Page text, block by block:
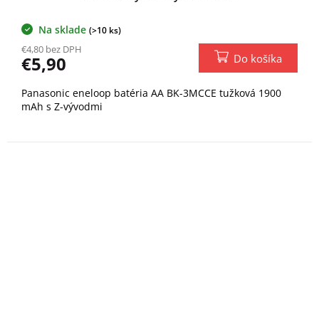
Na sklade (>10 ks)
€4,80 bez DPH
€5,90 Do košíka
Panasonic eneloop batéria AA BK-3MCCE tužková 1900
mAh s Z-vývodmi